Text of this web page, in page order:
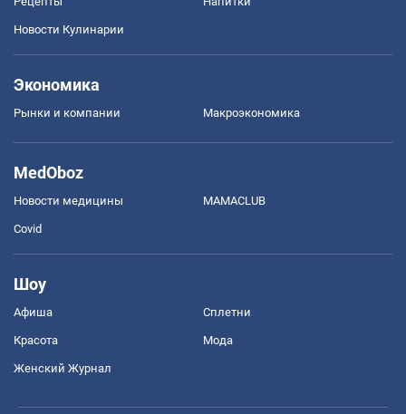
Новости Кулинарии
Экономика
Рынки и компании Mакроэкономика
MedOboz
Новости медицины MAMACLUB
Covid
Шоу
Афиша Сплетни
Красота Мода
Женский Журнал